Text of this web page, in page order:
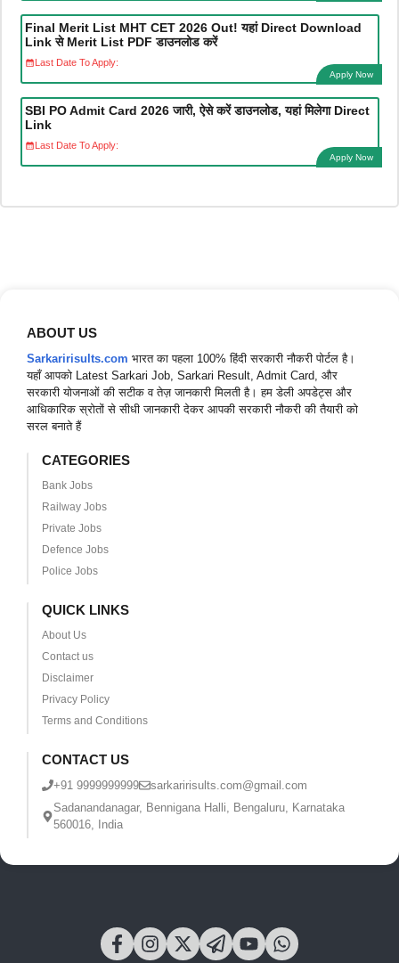
Final Merit List MHT CET 2026 Out! यहां Direct Download
Link से Merit List PDF डाउनलोड करें
Last Date To Apply:
Apply Now
SBI PO Admit Card 2026 जारी, ऐसे करें डाउनलोड, यहां मिलेगा Direct
Link
Last Date To Apply:
Apply Now
ABOUT US
Sarkaririsults.com भारत का पहला 100% हिंदी सरकारी नौकरी पोर्टल है।
यहाँ आपको Latest Sarkari Job, Sarkari Result, Admit Card, और
सरकारी योजनाओं की सटीक व तेज़ जानकारी मिलती है। हम डेली अपडेट्स और
आधिकारिक स्रोतों से सीधी जानकारी देकर आपकी सरकारी नौकरी की तैयारी को
सरल बनाते हैं
CATEGORIES
Bank Jobs
Railway Jobs
Private Jobs
Defence Jobs
Police Jobs
QUICK LINKS
About Us
Contact us
Disclaimer
Privacy Policy
Terms and Conditions
CONTACT US
+91 9999999999
sarkaririsults.com@gmail.com
Sadanandanagar, Bennigana Halli, Bengaluru, Karnataka
560016, India